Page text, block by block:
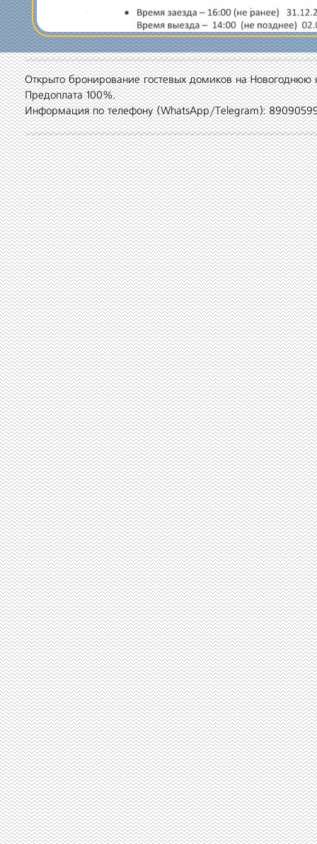
Открыто бронирование гостевых домиков на Новогоднюю
Предоплата 100%.
Информация по телефону (WhatsApp/Telegram):